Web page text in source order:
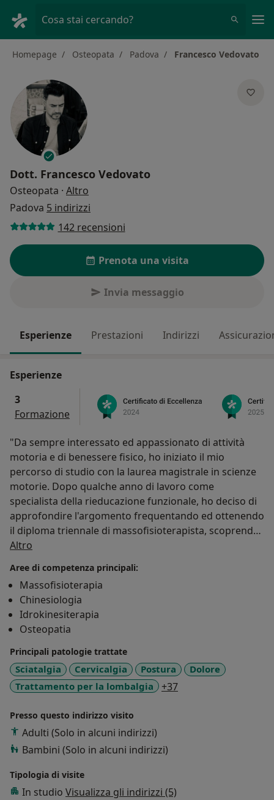
Cosa stai cercando?
Homepage Osteopata Padova Francesco Vedovato
Dott. Francesco Vedovato
Osteopata · Altro
Padova 5 indirizzi
142 recensioni
Prenota una visita
Invia messaggio
Esperienze Prestazioni Indirizzi
Esperienze
3
Formazione
"Da sempre interessato ed appassionato di attività
motoria e di benessere fisico, ho iniziato il mio
percorso di studio con la laurea magistrale in scienze
motorie. Dopo qualche anno di lavoro come
specialista della rieducazione funzionale, ho deciso di
approfondire l'argomento frequentando ed ottenendo
il diploma triennale di massofisioterapista, scoprendo
con grande gioia e piacere come il prendermi cura
una vera e propria arte da coltivare ed approfondire
ulteriormente. Nacque da qui la voglia di
intraprendere il percorso di studi quinquennale di
osteopatia, per aiutare maggiormente le persone
afflitte da patologie acute o croniche., con l'utilizzo di
tecniche manuali specifiche"
Altro
Aree di competenza principali:
Massofisioterapia
Chinesiologia
Idrokinesiterapia
Osteopatia
Principali patologie trattate
Sciatalgia Cervicalgia Postura
Dolore
Trattamento per la lombalgia
+37
Presso questo indirizzo visito
Adulti (Solo in alcuni indirizzi)
Bambini (Solo in alcuni indirizzi)
Tipologia di visite
In studio Visualizza gli indirizzi (5)